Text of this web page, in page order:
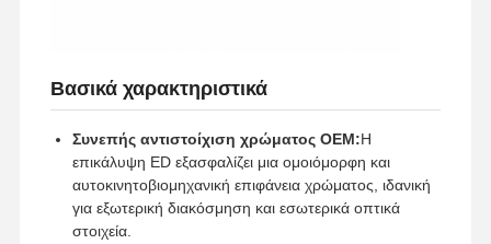
Κατασκευή ανταλλακτικών αυτοκινήτων
Περίβλημα Die Χύσιμο
Ταχεία πρωτότυπα
Βασικά χαρακτηριστικά
Συνεπής αντιστοίχιση χρώματος OEM:Η
επικάλυψη ED εξασφαλίζει μια ομοιόμορφη και
αυτοκινητοβιομηχανική επιφάνεια χρώματος, ιδανική
για εξωτερική διακόσμηση και εσωτερικά οπτικά
στοιχεία.